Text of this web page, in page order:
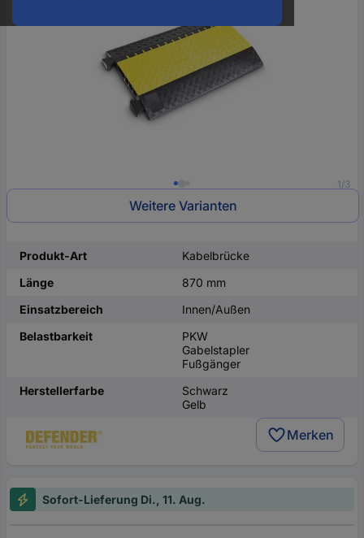
1/3
Weitere Varianten
Produkt-Art
Kabelbrücke
Länge
870 mm
Einsatzbereich
Innen/Außen
Belastbarkeit
PKW
Gabelstapler
Fußgänger
Herstellerfarbe
Schwarz
Gelb
Merken
Sofort-Lieferung Di., 11. Aug.